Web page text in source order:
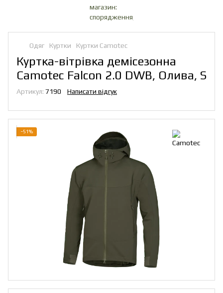
Одяг Куртки Куртки Camotec
Куртка-вітрівка демісезонна
Camotec Falcon 2.0 DWB, Олива, S
Артикул: 7190 Написати відгук
−51%